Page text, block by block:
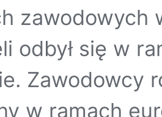
zawodowych
odbył się w
Zawodowcy
w ramach